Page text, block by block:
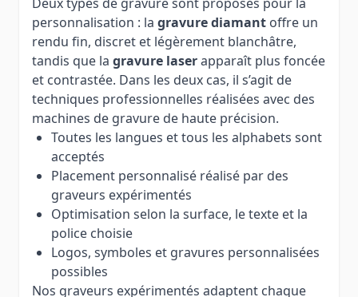
personnalisation : la gravure diamant offre un
rendu fin, discret et légèrement blanchâtre,
tandis que la gravure laserapparaît plus foncée
et contrastée. Dans les deux cas, il s’agit de
techniques professionnelles réalisées avec des
machines de gravure de haute précision.
Toutes les langues et tous les alphabets sont
acceptés
Placement personnalisé réalisé par des
graveurs expérimentés
Optimisation selon la surface, le texte et la
police choisie
Logos, symboles et gravures personnalisées
possibles
Nos graveurs expérimentés adaptent chaque